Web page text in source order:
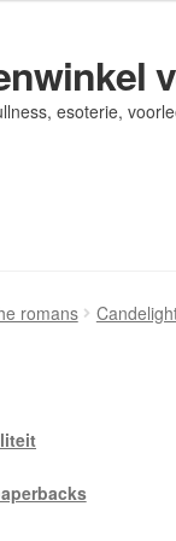
esoterie,
romans